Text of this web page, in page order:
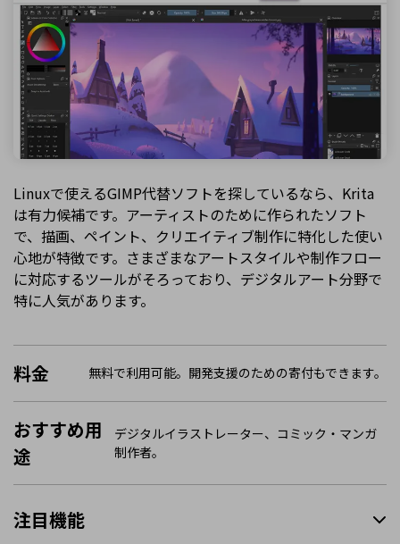
Linuxで使えるGIMP代替ソフトを探しているなら、Krita
は有力候補です。アーティストのために作られたソフト
で、描画、ペイント、クリエイティブ制作に特化した使い
心地が特徴です。さまざまなアートスタイルや制作フロー
に対応するツールがそろっており、デジタルアート分野で
特に人気があります。
料金 無料で利用可能。開発支援のための寄付もできます。
おすすめ用
途
デジタルイラストレーター、コミック・マンガ
制作者。
注目機能